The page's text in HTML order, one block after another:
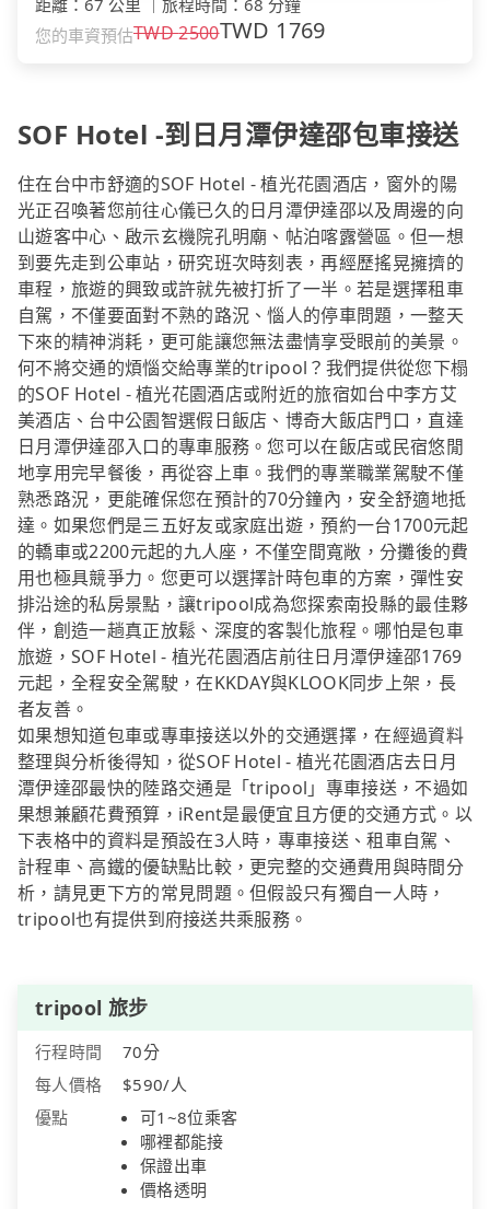
您的車資預估TWD2500TWD 1769
SOF Hotel -到日月潭伊達邵包車接送
住在台中市舒適的SOF Hotel - 植光花園酒店，窗外的陽
光正召喚著您前往心儀已久的日月潭伊達邵以及周邊的向
山遊客中心、啟示玄機院孔明廟、帖泊喀露營區。但一想
到要先走到公車站，研究班次時刻表，再經歷搖晃擁擠的
車程，旅遊的興致或許就先被打折了一半。若是選擇租車
自駕，不僅要面對不熟的路況、惱人的停車問題，一整天
下來的精神消耗，更可能讓您無法盡情享受眼前的美景。
何不將交通的煩惱交給專業的tripool？我們提供從您下榻
的SOF Hotel - 植光花園酒店或附近的旅宿如台中李方艾
美酒店、台中公園智選假日飯店、博奇大飯店門口，直達
日月潭伊達邵入口的專車服務。您可以在飯店或民宿悠閒
地享用完早餐後，再從容上車。我們的專業職業駕駛不僅
熟悉路況，更能確保您在預計的70分鐘內，安全舒適地抵
達。如果您們是三五好友或家庭出遊，預約一台1700元起
的轎車或2200元起的九人座，不僅空間寬敞，分攤後的費
用也極具競爭力。您更可以選擇計時包車的方案，彈性安
排沿途的私房景點，讓tripool成為您探索南投縣的最佳夥
伴，創造一趟真正放鬆、深度的客製化旅程。哪怕是包車
旅遊，SOF Hotel - 植光花園酒店前往日月潭伊達邵1769
元起，全程安全駕駛，在KKDAY與KLOOK同步上架，長
者友善。
如果想知道包車或專車接送以外的交通選擇，在經過資料
整理與分析後得知，從SOF Hotel - 植光花園酒店去日月
潭伊達邵最快的陸路交通是「tripool」專車接送，不過如
果想兼顧花費預算，iRent是最便宜且方便的交通方式。以
下表格中的資料是預設在3人時，專車接送、租車自駕、
計程車、高鐵的優缺點比較，更完整的交通費用與時間分
析，請見更下方的常見問題。但假設只有獨自一人時，
tripool也有提供到府接送共乘服務。
tripool 旅步
行程時間
70分
每人價格
$590/人
優點
可1~8位乘客
哪裡都能接
保證出車
價格透明